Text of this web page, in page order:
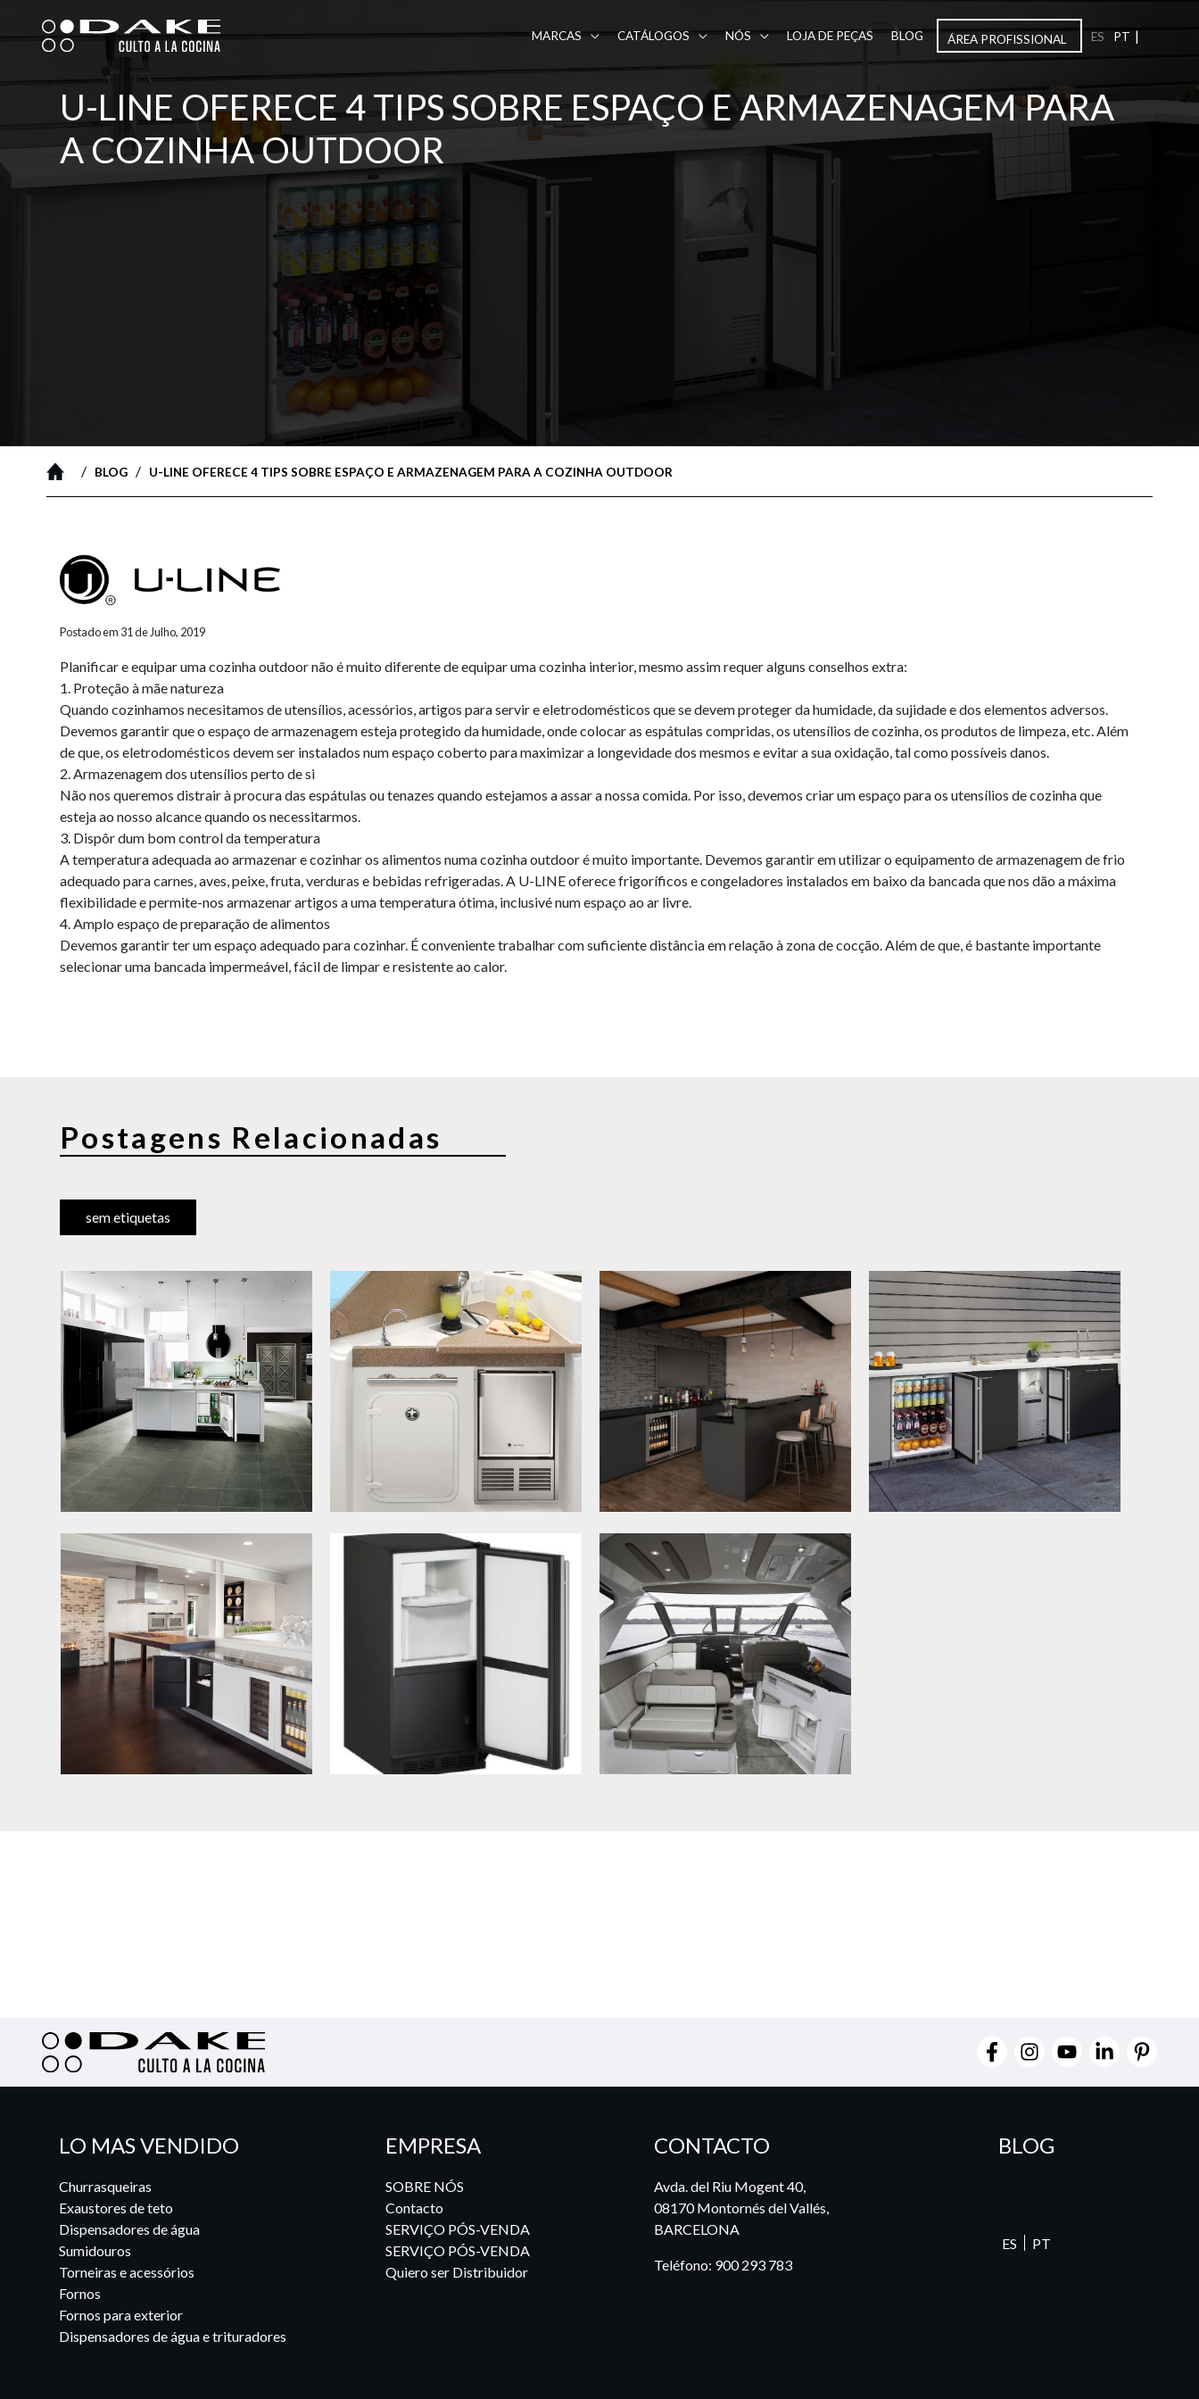
content
MARCAS CATÁLOGOS NÓS LOJA DE PEÇAS BLOG ÁREA PROFISSIONAL ES PT |
U-LINE OFERECE 4 TIPS SOBRE ESPAÇO E ARMAZENAGEM PARA
A COZINHA OUTDOOR
/ BLOG / U-LINE OFERECE 4 TIPS SOBRE ESPAÇO E ARMAZENAGEM PARA A COZINHA OUTDOOR
Postado em 31 de Julho, 2019
Planificar e equipar uma cozinha outdoor não é muito diferente de equipar uma cozinha interior, mesmo assim requer alguns conselhos extra:
1. Proteção à mãe natureza
Quando cozinhamos necesitamos de utensílios, acessórios, artigos para servir e eletrodomésticos que se devem proteger da humidade, da sujidade e dos elementos adversos.
Devemos garantir que o espaço de armazenagem esteja protegido da humidade, onde colocar as espátulas compridas, os utensílios de cozinha, os produtos de limpeza, etc. Além
de que, os eletrodomésticos devem ser instalados num espaço coberto para maximizar a longevidade dos mesmos e evitar a sua oxidação, tal como possíveis danos.
2. Armazenagem dos utensílios perto de si
Não nos queremos distrair à procura das espátulas ou tenazes quando estejamos a assar a nossa comida. Por isso, devemos criar um espaço para os utensílios de cozinha que
esteja ao nosso alcance quando os necessitarmos.
3. Dispôr dum bom control da temperatura
A temperatura adequada ao armazenar e cozinhar os alimentos numa cozinha outdoor é muito importante. Devemos garantir em utilizar o equipamento de armazenagem de frio
adequado para carnes, aves, peixe, fruta, verduras e bebidas refrigeradas. A U-LINE oferece frigoríficos e congeladores instalados em baixo da bancada que nos dão a máxima
flexibilidade e permite-nos armazenar artigos a uma temperatura ótima, inclusivé num espaço ao ar livre.
4. Amplo espaço de preparação de alimentos
Devemos garantir ter um espaço adequado para cozinhar. É conveniente trabalhar com suficiente distância em relação à zona de cocção. Além de que, é bastante importante
selecionar uma bancada impermeável, fácil de limpar e resistente ao calor.
Postagens Relacionadas
sem etiquetas
LO MAS VENDIDO
Churrasqueiras
Exaustores de teto
Dispensadores de água
Sumidouros
Torneiras e acessórios
Fornos
Fornos para exterior
Dispensadores de água e trituradores
EMPRESA
SOBRE NÓS
Contacto
SERVIÇO PÓS-VENDA
SERVIÇO PÓS-VENDA
Quiero ser Distribuidor
CONTACTO
Avda. del Riu Mogent 40,
08170 Montornés del Vallés,
BARCELONA
Teléfono: 900 293 783
BLOG
ES PT